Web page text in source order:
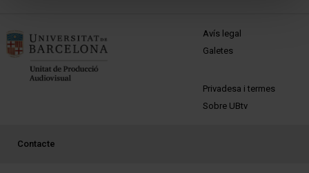
MENÚ PEU 1
Avís legal
Galetes
PEU 2
Privadesa i termes
Sobre UBtv
PEU 3
Contacte